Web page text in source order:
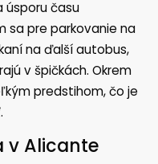
úsporu času
sa pre parkovanie na
na ďalší autobus,
v špičkách. Okrem
predstihom, čo je
v Alicante